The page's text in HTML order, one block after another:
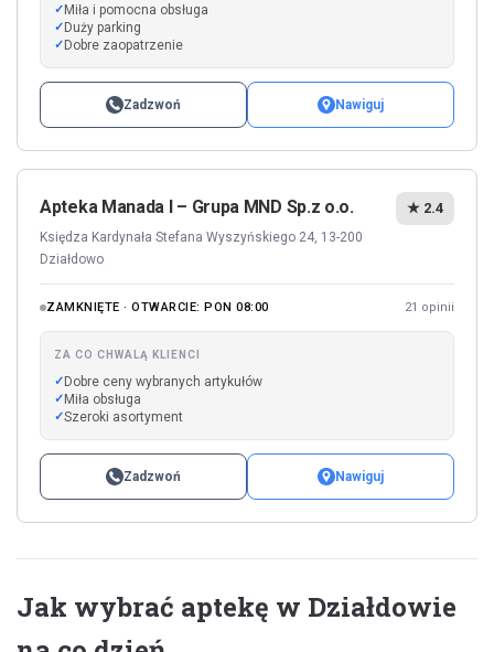
Miła i pomocna obsługa
Duży parking
Dobre zaopatrzenie
Zadzwoń Nawiguj
Apteka Manada I – Grupa MND Sp.z o.o.
Księdza Kardynała Stefana Wyszyńskiego 24, 13-200
Działdowo
★ 2.4
ZAMKNIĘTE · OTWARCIE: PON 08:00 21 opinii
ZA CO CHWALĄ KLIENCI
Dobre ceny wybranych artykułów
Miła obsługa
Szeroki asortyment
Zadzwoń Nawiguj
Jak wybrać aptekę w Działdowie